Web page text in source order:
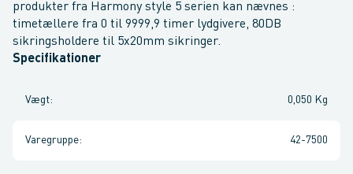
produkter fra Harmony style 5 serien kan nævnes :
timetællere fra 0 til 9999,9 timer lydgivere, 80DB
sikringsholdere til 5x20mm sikringer.
Specifikationer
Vægt: 0,050 Kg
Varegruppe: 42-7500